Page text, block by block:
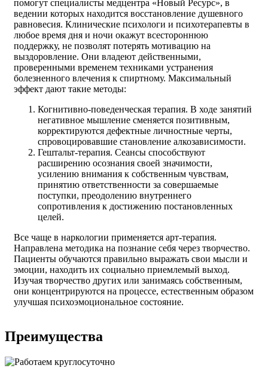
помогут специалисты медцентра «Новый Ресурс», в
ведении которых находится восстановление душевного
равновесия. Клинические психологи и психотерапевты в
любое время дня и ночи окажут всестороннюю
поддержку, не позволят потерять мотивацию на
выздоровление. Они владеют действенными,
проверенными временем техниками устранения
болезненного влечения к спиртному. Максимальный
эффект дают такие методы:
Когнитивно-поведенческая терапия. В ходе занятий
негативное мышление сменяется позитивным,
корректируются дефектные личностные черты,
спровоцировавшие становление алкозависимости.
Гештальт-терапия. Сеансы способствуют
расширению осознания своей значимости,
усилению внимания к собственным чувствам,
принятию ответственности за совершаемые
поступки, преодолению внутреннего
сопротивления к достижению постановленных
целей.
Все чаще в наркологии применяется арт-терапия.
Направлена методика на познание себя через творчество.
Пациенты обучаются правильно выражать свои мысли и
эмоции, находить их социально приемлемый выход.
Изучая творчество других или занимаясь собственным,
они концентрируются на процессе, естественным образом
улучшая психоэмоциональное состояние.
Преимущества